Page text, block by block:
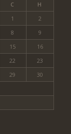
С Н
1
2
8
9
15
16
22
23
29
30